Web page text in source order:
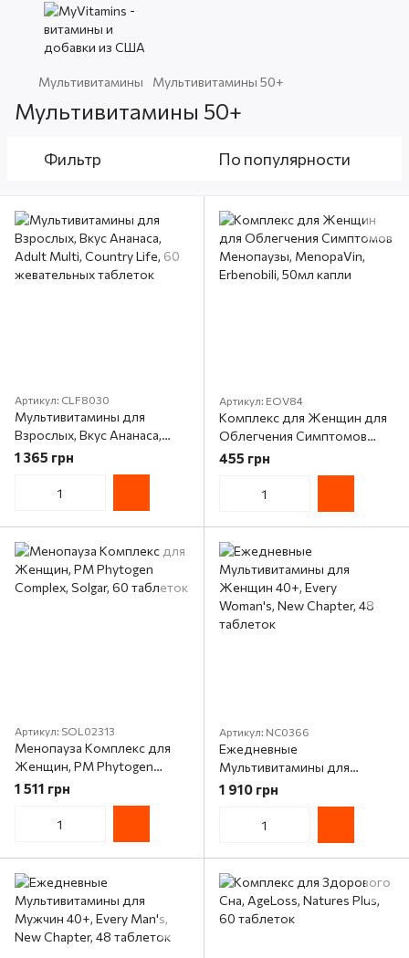
Мультивитамины Мультивитамины 50+
Мультивитамины 50+
Фильтр По популярности
Артикул: CLF8030
Мультивитамины для
Взрослых, Вкус Ананаса,
Adult Multi, Country Life, 60
жевательных таблеток
1 365 грн
Артикул: EOV84
Комплекс для Женщин для
Облегчения Симптомов
Менопаузы, MenopaVin,
Erbenobili, 50мл капли
455 грн
Артикул: SOL02313
Менопауза Комплекс для
Женщин, PM Phytogen
Complex, Solgar, 60 таблеток
1 511 грн
Артикул: NC0366
Ежедневные
Мультивитамины для
Женщин 40+, Every
Woman's, New Chapter, 48
таблеток
1 910 грн